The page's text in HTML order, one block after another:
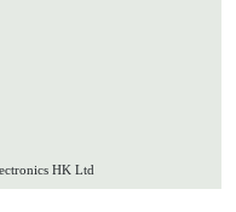
HK Ltd